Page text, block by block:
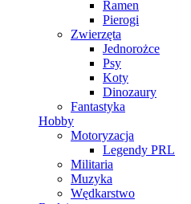
Ramen
Pierogi
Zwierzęta
Jednorożce
Psy
Koty
Dinozaury
Fantastyka
Hobby
Motoryzacja
Legendy PRL
Militaria
Muzyka
Wędkarstwo